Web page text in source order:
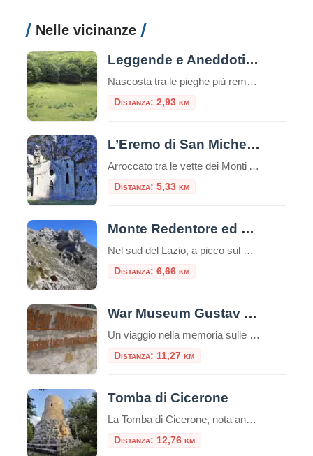
Nelle vicinanze
Leggende e Aneddoti di Fossa Juanna
Nascosta tra le pieghe più remote dei Monti Aurunci, alle falde del Monte Petrella, si apre una conca tanto perfetta da sembrare artificiale, un anfiteatro naturale celato agli occhi degli escursionisti distratti. È Fossa Juanna (o Joanna), una vasta dolina carsica a oltre 1300 metri di quota, un cerchio di prato del diametro di oltre […]
Distanza: 2,93 km
L’Eremo di San Michele a Formia: tra storia, natura e mistero
Arroccato tra le vette dei Monti Aurunci, l’Eremo di San Michele a Formia è un luogo di rara bellezza e profonda spiritualità. Questo antico santuario rupestre, scavato nella roccia, rappresenta una meta suggestiva sia per gli amanti della natura che per i pellegrini alla ricerca di un luogo di raccoglimento. Il panorama mozzafiato che si […]
Distanza: 5,33 km
Monte Redentore ed Eremo di San Michele
Nel sud del Lazio, a picco sul Golfo di Gaeta, si erge il Monte Redentore, una delle cime più suggestive e panoramiche dei Monti Aurunci. A 1252 metri di altitudine, questa montagna, che in realtà è una spalla del più imponente Monte Altino, offre un’esperienza indimenticabile che unisce trekking, spiritualità e paesaggi mozzafiato, rendendola una […]
Distanza: 6,66 km
War Museum Gustav Line Garigliano Front
Un viaggio nella memoria sulle rive del Garigliano Nel cuore della provincia di Latina, immerso tra le colline che videro alcuni dei combattimenti più duri della Seconda Guerra Mondiale in Italia, sorge il War Museum Gustav Line – Garigliano Front, un piccolo ma prezioso museo storico dedicato alla memoria della Linea Gustav e ai tragici […]
Distanza: 11,27 km
Tomba di Cicerone
La Tomba di Cicerone, nota anche come Mausoleo di Cicerone o Sepolcro di Cicerone in italiano, è il luogo di sepoltura del famoso oratore e filosofo romano Marco Tullio Cicerone.Cicerone è noto per essere stato uno degli oratori più influenti della Roma antica e una figura di spicco nella politica romana durante gli ultimi anni […]
Distanza: 12,76 km